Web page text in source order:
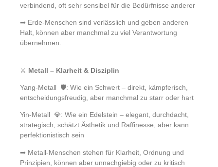
verbindend, oft sehr sensibel für die Bedürfnisse anderer
➡ Erde-Menschen sind verlässlich und geben anderen
Halt, können aber manchmal zu viel Verantwortung
übernehmen.
⚔️ Metall – Klarheit & Disziplin
Yang-Metall 🛡️: Wie ein Schwert – direkt, kämpferisch,
entscheidungsfreudig, aber manchmal zu starr oder hart
Yin-Metall 💎: Wie ein Edelstein – elegant, durchdacht,
strategisch, schätzt Ästhetik und Raffinesse, aber kann
perfektionistisch sein
➡ Metall-Menschen stehen für Klarheit, Ordnung und
Prinzipien, können aber unnachgiebig oder zu kritisch